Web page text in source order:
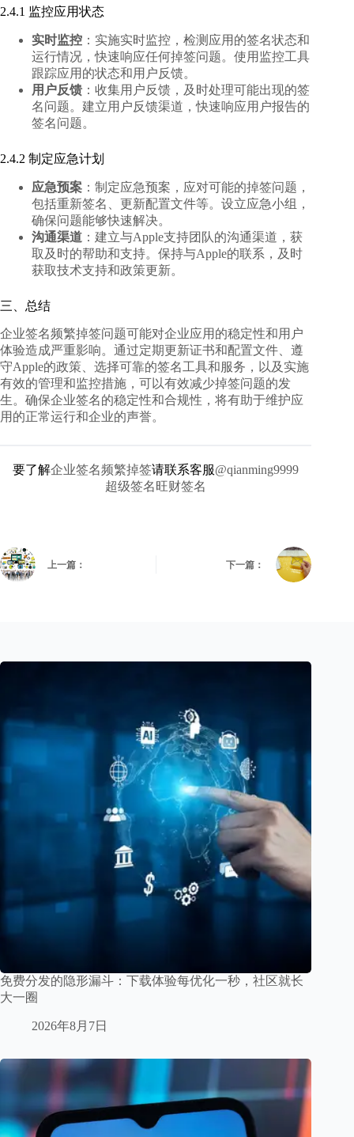
2.4.1 监控应用状态
实时监控 ：实施实时监控，检测应用的签名状态和
运行情况，快速响应任何掉签问题。使用监控工具
跟踪应用的状态和用户反馈。
用户反馈 ：收集用户反馈，及时处理可能出现的签
名问题。建立用户反馈渠道，快速响应用户报告的
签名问题。
2.4.2 制定应急计划
应急预案 ：制定应急预案，应对可能的掉签问题，
包括重新签名、更新配置文件等。设立应急小组，
确保问题能够快速解决。
沟通渠道 ：建立与Apple支持团队的沟通渠道，获
取及时的帮助和支持。保持与Apple的联系，及时
获取技术支持和政策更新。
三、总结
企业签名频繁掉签问题可能对企业应用的稳定性和用户
体验造成严重影响。通过定期更新证书和配置文件、遵
守Apple的政策、选择可靠的签名工具和服务，以及实施
有效的管理和监控措施，可以有效减少掉签问题的发
生。确保企业签名的稳定性和合规性，将有助于维护应
用的正常运行和企业的声誉。
要了解企业签名频繁掉签请联系客服@qianming9999
超级签名旺财签名
上一篇： 下一篇：
免费分发的隐形漏斗：下载体验每优化一秒，社区就长
大一圈
2026年8月7日